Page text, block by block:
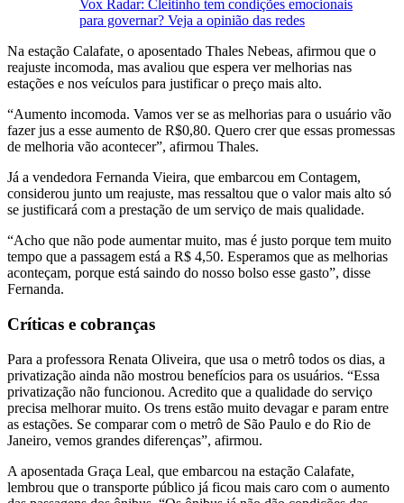
Vox Radar: Cleitinho tem condições emocionais
para governar? Veja a opinião das redes
Na estação Calafate, o aposentado Thales Nebeas, afirmou que o
reajuste incomoda, mas avaliou que espera ver melhorias nas
estações e nos veículos para justificar o preço mais alto.
“Aumento incomoda. Vamos ver se as melhorias para o usuário vão
fazer jus a esse aumento de R$0,80. Quero crer que essas promessas
de melhoria vão acontecer”, afirmou Thales.
Já a vendedora Fernanda Vieira, que embarcou em Contagem,
considerou junto um reajuste, mas ressaltou que o valor mais alto só
se justificará com a prestação de um serviço de mais qualidade.
“Acho que não pode aumentar muito, mas é justo porque tem muito
tempo que a passagem está a R$ 4,50. Esperamos que as melhorias
aconteçam, porque está saindo do nosso bolso esse gasto”, disse
Fernanda.
Críticas e cobranças
Para a professora Renata Oliveira, que usa o metrô todos os dias, a
privatização ainda não mostrou benefícios para os usuários. “Essa
privatização não funcionou. Acredito que a qualidade do serviço
precisa melhorar muito. Os trens estão muito devagar e param entre
as estações. Se comparar com o metrô de São Paulo e do Rio de
Janeiro, vemos grandes diferenças”, afirmou.
A aposentada Graça Leal, que embarcou na estação Calafate,
lembrou que o transporte público já ficou mais caro com o aumento